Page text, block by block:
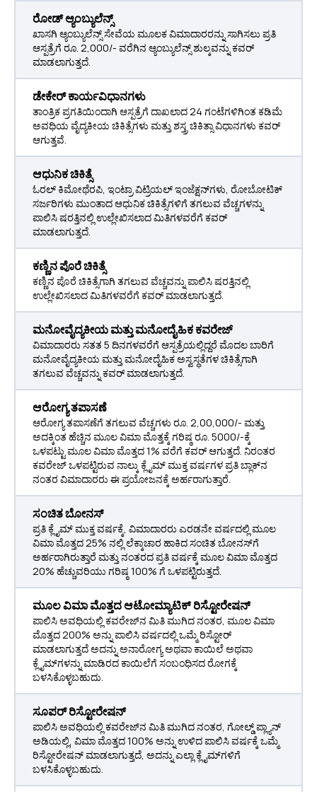
ರೋಡ್ ಆ್ಯಂಬ್ಯುಲೆನ್ಸ್
ಖಾಸಗಿ ಆ್ಯಂಬ್ಯುಲೆನ್ಸ್ ಸೇವೆಯ ಮೂಲಕ ವಿಮಾದಾರರನ್ನು ಸಾಗಿಸಲು ಪ್ರತಿ
ಆಸ್ಪತ್ರೆಗೆ ರೂ. 2,000/- ವರೆಗಿನ ಆ್ಯಂಬ್ಯುಲೆನ್ಸ್ ಶುಲ್ಕವನ್ನು ಕವರ್
ಮಾಡಲಾಗುತ್ತದೆ.
ಡೇಕೇರ್ ಕಾರ್ಯವಿಧಾನಗಳು
ತಾಂತ್ರಿಕ ಪ್ರಗತಿಯಿಂದಾಗಿ ಆಸ್ಪತ್ರೆಗೆ ದಾಖಲಾದ 24 ಗಂಟೆಗಳಿಗಿಂತ ಕಡಿಮೆ
ಅವಧಿಯ ವೈದ್ಯಕೀಯ ಚಿಕಿತ್ಸೆಗಳು ಮತ್ತು ಶಸ್ತ್ರ ಚಿಕಿತ್ಸಾ ವಿಧಾನಗಳು ಕವರ್
ಆಗುತ್ತವೆ.
ಆಧುನಿಕ ಚಿಕಿತ್ಸೆ
ಓರಲ್ ಕಿಮೋಥೆರಪಿ, ಇಂಟ್ರಾ ವಿಟ್ರಿಯಲ್ ಇಂಜೆಕ್ಷನ್‌ಗಳು, ರೋಬೋಟಿಕ್
ಸರ್ಜರಿಗಳು ಮುಂತಾದ ಆಧುನಿಕ ಚಿಕಿತ್ಸೆಗಳಿಗೆ ತಗಲುವ ವೆಚ್ಚಗಳನ್ನು
ಪಾಲಿಸಿ ಷರತ್ತಿನಲ್ಲಿ ಉಲ್ಲೇಖಿಸಲಾದ ಮಿತಿಗಳವರೆಗೆ ಕವರ್
ಮಾಡಲಾಗುತ್ತದೆ.
ಕಣ್ಣಿನ ಪೊರೆ ಚಿಕಿತ್ಸೆ
ಕಣ್ಣಿನ ಪೊರೆ ಚಿಕಿತ್ಸೆಗಾಗಿ ತಗಲುವ ವೆಚ್ಚವನ್ನು ಪಾಲಿಸಿ ಷರತ್ತಿನಲ್ಲಿ
ಉಲ್ಲೇಖಿಸಲಾದ ಮಿತಿಗಳವರೆಗೆ ಕವರ್ ಮಾಡಲಾಗುತ್ತದೆ.
ಮನೋವೈದ್ಯಕೀಯ ಮತ್ತು ಮನೋದೈಹಿಕ ಕವರೇಜ್
ವಿಮಾದಾರರು ಸತತ 5 ದಿನಗಳವರೆಗೆ ಆಸ್ಪತ್ರೆಯಲ್ಲಿದ್ದರೆ ಮೊದಲ ಬಾರಿಗೆ
ಮನೋವೈದ್ಯಕೀಯ ಮತ್ತು ಮನೋದೈಹಿಕ ಅಸ್ವಸ್ಥತೆಗಳ ಚಿಕಿತ್ಸೆಗಾಗಿ
ತಗಲುವ ವೆಚ್ಚವನ್ನು ಕವರ್ ಮಾಡಲಾಗುತ್ತದೆ.
ಆರೋಗ್ಯ ತಪಾಸಣೆ
ಆರೋಗ್ಯ ತಪಾಸಣೆಗೆ ತಗಲುವ ವೆಚ್ಚಗಳು ರೂ. 2,00,000/- ಮತ್ತು
ಅದಕ್ಕಿಂತ ಹೆಚ್ಚಿನ ಮೂಲ ವಿಮಾ ಮೊತ್ತಕ್ಕೆ ಗರಿಷ್ಠ ರೂ. 5000/-ಕ್ಕೆ
ಒಳಪಟ್ಟು ಮೂಲ ವಿಮಾ ಮೊತ್ತದ 1% ವರೆಗೆ ಕವರ್ ಆಗುತ್ತದೆ. ನಿರಂತರ
ಕವರೇಜ್ ಒಳಪಟ್ಟಿರುವ ನಾಲ್ಕು ಕ್ಲೈಮ್ ಮುಕ್ತ ವರ್ಷಗಳ ಪ್ರತಿ ಬ್ಲಾಕ್‌ನ
ನಂತರ ವಿಮಾದಾರರು ಈ ಪ್ರಯೋಜನಕ್ಕೆ ಅರ್ಹರಾಗುತ್ತಾರೆ.
ಸಂಚಿತ ಬೋನಸ್
ಪ್ರತಿ ಕ್ಲೈಮ್ ಮುಕ್ತ ವರ್ಷಕ್ಕೆ, ವಿಮಾದಾರರು ಎರಡನೇ ವರ್ಷದಲ್ಲಿ ಮೂಲ
ವಿಮಾ ಮೊತ್ತದ 25% ನಲ್ಲಿ ಲೆಕ್ಕಾಚಾರ ಹಾಕಿದ ಸಂಚಿತ ಬೋನಸ್‌ಗೆ
ಅರ್ಹರಾಗಿರುತ್ತಾರೆ ಮತ್ತು ನಂತರದ ಪ್ರತಿ ವರ್ಷಕ್ಕೆ ಮೂಲ ವಿಮಾ ಮೊತ್ತದ
20% ಹೆಚ್ಚುವರಿಯು ಗರಿಷ್ಠ 100% ಗೆ ಒಳಪಟ್ಟಿರುತ್ತದೆ.
ಮೂಲ ವಿಮಾ ಮೊತ್ತದ ಆಟೋಮ್ಯಾಟಿಕ್ ರಿಸ್ಟೋರೇಷನ್
ಪಾಲಿಸಿ ಅವಧಿಯಲ್ಲಿ ಕವರೇಜ್‌ನ ಮಿತಿ ಮುಗಿದ ನಂತರ, ಮೂಲ ವಿಮಾ
ಮೊತ್ತದ 200% ಅನ್ನು ಪಾಲಿಸಿ ವರ್ಷದಲ್ಲಿ ಒಮ್ಮೆ ರಿಸ್ಟೋರ್
ಮಾಡಲಾಗುತ್ತದೆ ಅದನ್ನು ಅನಾರೋಗ್ಯ ಅಥವಾ ಕಾಯಿಲೆ ಅಥವಾ
ಕ್ಲೈಮ್‌ಗಳನ್ನು ಮಾಡಿರದ ಕಾಯಿಲೆಗೆ ಸಂಬಂಧಿಸದ ರೋಗಕ್ಕೆ
ಬಳಸಿಕೊಳ್ಳಬಹುದು.
ಸೂಪರ್ ರಿಸ್ಟೋರೇಷನ್
ಪಾಲಿಸಿ ಅವಧಿಯಲ್ಲಿ ಕವರೇಜ್‌ನ ಮಿತಿ ಮುಗಿದ ನಂತರ, ಗೋಲ್ಡ್ ಪ್ಲ್ಯಾನ್
ಅಡಿಯಲ್ಲಿ, ವಿಮಾ ಮೊತ್ತದ 100% ಅನ್ನು ಉಳಿದ ಪಾಲಿಸಿ ವರ್ಷಕ್ಕೆ ಒಮ್ಮೆ
ರಿಸ್ಟೋರೇಷನ್ ಮಾಡಲಾಗುತ್ತದೆ, ಅದನ್ನು ಎಲ್ಲಾ ಕ್ಲೈಮ್‌ಗಳಿಗೆ
ಬಳಸಿಕೊಳ್ಳಬಹುದು.